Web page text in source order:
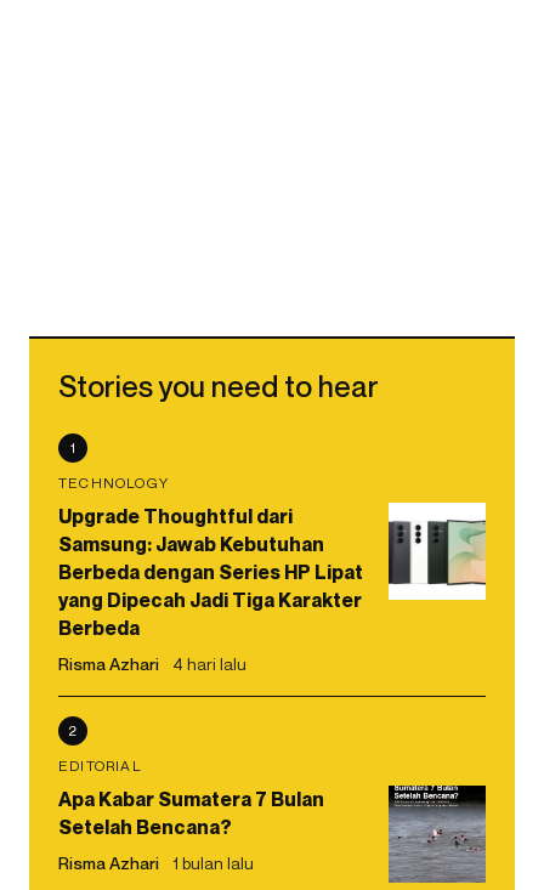
Stories you need to hear
1
TECHNOLOGY
Upgrade Thoughtful dari
Samsung: Jawab Kebutuhan
Berbeda dengan Series HP Lipat
yang Dipecah Jadi Tiga Karakter
Berbeda
Risma Azhari 4 hari lalu
2
EDITORIAL
Apa Kabar Sumatera 7 Bulan
Setelah Bencana?
Risma Azhari 1 bulan lalu